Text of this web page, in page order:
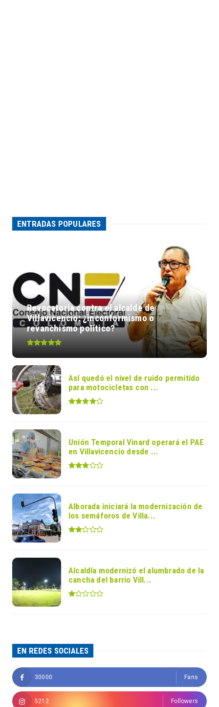
ENTRADAS POPULARES
Revocatoria contra el alcalde de
Villavicencio: ¿inconformismo o
revanchismo político?
Así quedó el nivel de ruido permitido
para motocicletas con ...
Unión Temporal Vinard operará el PAE
en Villavicencio desde ...
Alborada iniciará la modernización de
los semáforos de Villa...
Alcaldía modernizó el alumbrado de la
cancha del barrio Vill...
EN REDES SOCIALES
30000 Fans
5212 Followers